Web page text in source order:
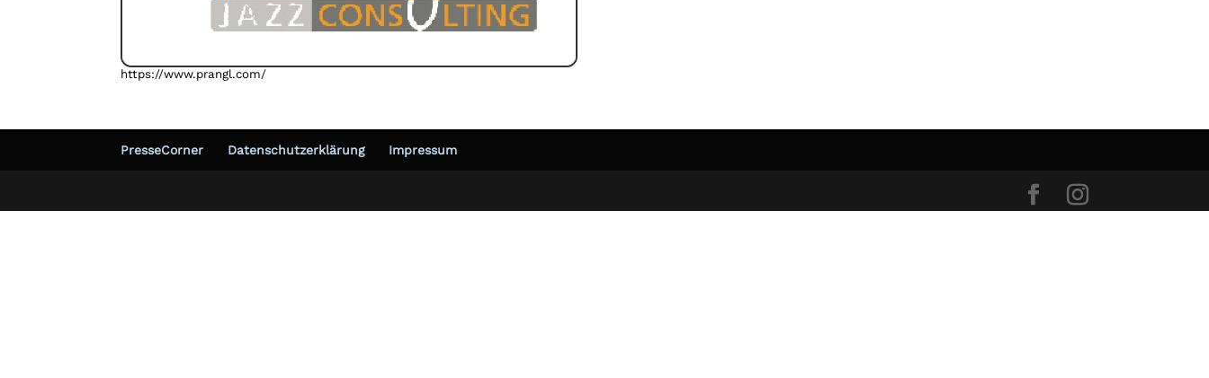
https://www.prangl.com/
PresseCorner Datenschutzerklärung Impressum